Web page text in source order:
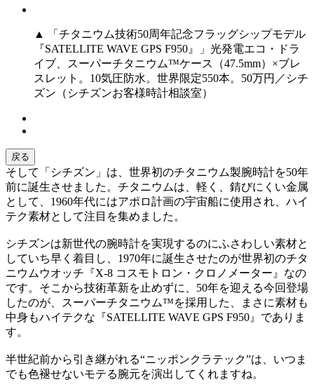
▲ 「チタニウム技術50周年記念フラッグシップモデル
『SATELLITE WAVE GPS F950』」光発電エコ・ドラ
イブ、スーパーチタニウム™️ケース（47.5mm）×ブレ
スレット。10気圧防水。世界限定550本。50万円／シチ
ズン（シチズンお客様時計相談室）
戻る
そして「シチズン」は、世界初のチタニウム製腕時計を50年
前に誕生させました。チタニウムは、軽く、錆びにくい⾦属
として、1960年代にはアポロ計画の宇宙船に使⽤され、ハイ
テク素材として注⽬を集めました。
シチズンは新世代の腕時計を実現するのにふさわしい素材と
していち早く着⽬し、1970年に誕生させたのが世界初のチタ
ニウムウオッチ『X-8 コスモトロン・クロノメーター』なの
です。そこから技術革新を止めずに、50年を迎える今回登場
したのが、スーパーチタニウム™️を採用した、まさに素材も
中身もハイテクな『SATELLITE WAVE GPS F950』でありま
す。
半世紀前から引き継がれる“ニッポンクラテック”は、いつま
でも色褪せないモテる腕元を演出してくれますね。